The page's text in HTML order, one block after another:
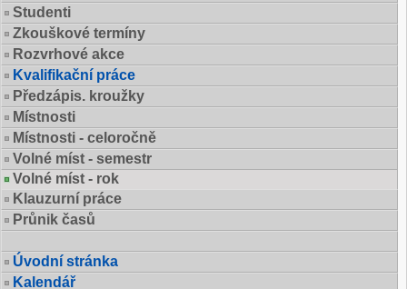
Studenti
Zkouškové termíny
Rozvrhové akce
Kvalifikační práce
Předzápis. kroužky
Místnosti
Místnosti - celoročně
Volné míst - semestr
Volné míst - rok
Klauzurní práce
Průnik časů
Úvodní stránka
Kalendář